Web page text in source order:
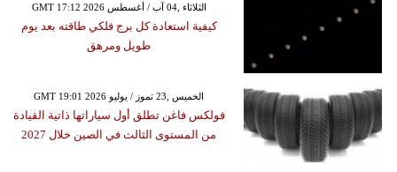
GMT 17:12 2026 الثلاثاء ,04 آب / أغسطس
كيفية استعادة كل برج فلكي طاقته بعد يوم
طويل ومرهق
GMT 19:01 2026 الخميس ,23 تموز / يوليو
فولكس فاغن تطلق أول سياراتها ذاتية القيادة
من المستوى الثالث في الصين خلال 2027